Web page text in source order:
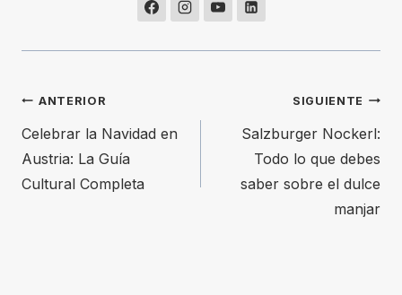
Navegación
de
entradas
ANTERIOR
Celebrar la Navidad en
Austria: La Guía
Cultural Completa
SIGUIENTE
Salzburger Nockerl:
Todo lo que debes
saber sobre el dulce
manjar